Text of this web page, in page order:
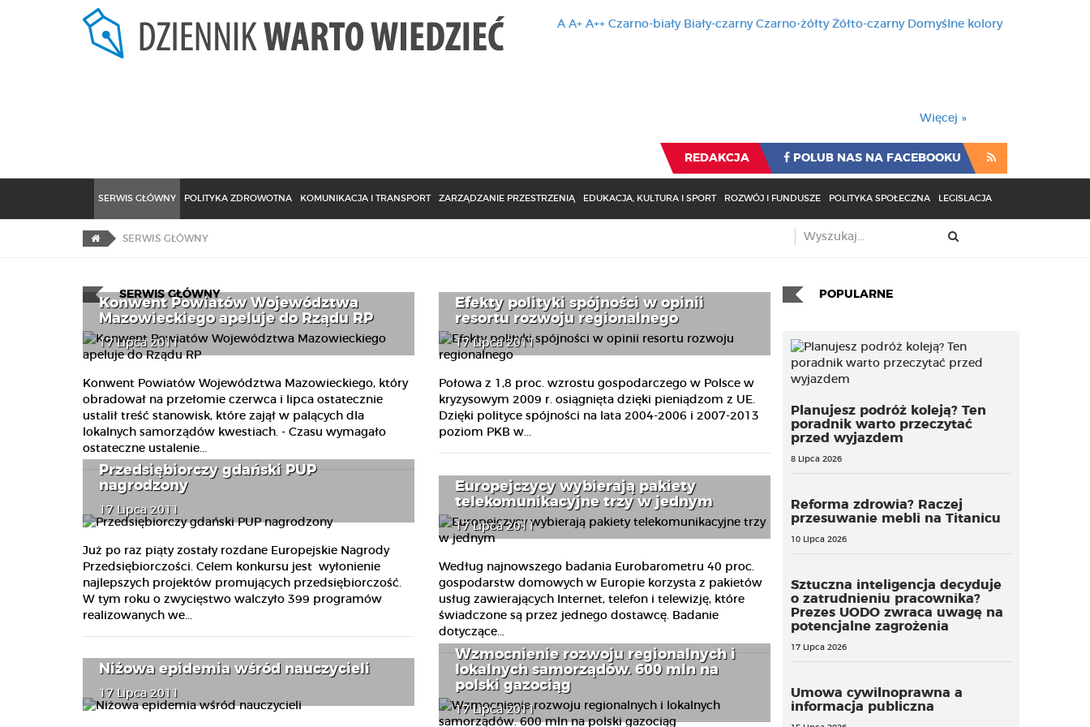
A A+ A++ Czarno-biały Biały-czarny Czarno-żółty Żółto-czarny Domyślne kolory
Więcej »
REDAKCJA POLUB NAS NA FACEBOOKU
SERWIS GŁÓWNY POLITYKA ZDROWOTNA KOMUNIKACJA I TRANSPORT ZARZĄDZANIE PRZESTRZENIĄ EDUKACJA, KULTURA I SPORT ROZWÓJ I FUNDUSZE POLITYKA SPOŁECZNA LEGISLACJA
SERWIS GŁÓWNY
SERWIS GŁÓWNY
Konwent Powiatów Województwa
Mazowieckiego apeluje do Rządu RP
17 Lipca 2011
Konwent Powiatów Województwa Mazowieckiego, który
obradował na przełomie czerwca i lipca ostatecznie
ustalił treść stanowisk, które zajął w palących dla
lokalnych samorządów kwestiach. - Czasu wymagało
ostateczne ustalenie...
Efekty polityki spójności w opinii
resortu rozwoju regionalnego
17 Lipca 2011
Połowa z 1,8 proc. wzrostu gospodarczego w Polsce w
kryzysowym 2009 r. osiągnięta dzięki pieniądzom z UE.
Dzięki polityce spójności na lata 2004-2006 i 2007-2013
poziom PKB w...
Przedsiębiorczy gdański PUP
nagrodzony
17 Lipca 2011
Już po raz piąty zostały rozdane Europejskie Nagrody
Przedsiębiorczości. Celem konkursu jest wyłonienie
najlepszych projektów promujących przedsiębiorczość.
W tym roku o zwycięstwo walczyło 399 programów
realizowanych we...
Europejczycy wybierają pakiety
telekomunikacyjne trzy w jednym
17 Lipca 2011
Według najnowszego badania Eurobarometru 40 proc.
gospodarstw domowych w Europie korzysta z pakietów
usług zawierających Internet, telefon i telewizję, które
świadczone są przez jednego dostawcę. Badanie
dotyczące...
Niżowa epidemia wśród nauczycieli
17 Lipca 2011
Wzmocnienie rozwoju regionalnych i
lokalnych samorządów. 600 mln na
polski gazociąg
17 Lipca 2011
POPULARNE
Planujesz podróż koleją? Ten
poradnik warto przeczytać
przed wyjazdem
8 Lipca 2026
Reforma zdrowia? Raczej
przesuwanie mebli na Titanicu
10 Lipca 2026
Sztuczna inteligencja decyduje
o zatrudnieniu pracownika?
Prezes UODO zwraca uwagę na
potencjalne zagrożenia
17 Lipca 2026
Umowa cywilnoprawna a
informacja publiczna